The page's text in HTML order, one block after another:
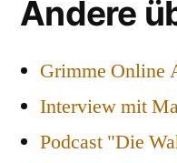
Andere
Grimme Online
Interview mit
Podcast "Die